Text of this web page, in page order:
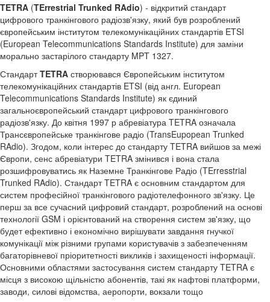
TETRA (TErrestrial Trunked RAdio) - відкритий стандарт
цифрового транкінгового радіозв'язку, який був розроблений
європейським інститутом телекомунікаційних стандартів ETSI
(European Telecommunications Standards Institute) для заміни
морально застарілого стандарту MPT 1327.
СтандартTETRA створювався Європейським інститутом
телекомунікаційних стандартів ETSI (від англ. European
Telecommunications Standards Institute) як єдиний
загальноєвропейський стандарт цифрового транкінгового
радіозв'язку. До квітня 1997 р абревіатура TETRA означала
Трансєвропейське транкінгове радіо (TransEupopean Trunked
RAdio). Згодом, коли інтерес до стандарту TETRA вийшов за межі
Європи, сенс абревіатури TETRA змінився і вона стала
розшифровуватись як Наземне Транкінгове Радіо (TErresstrial
Trunked RAdio). Стандарт TETRA є основним стандартом для
систем професійної транкінгового радіотелефонного зв'язку. Це
перш за все сучасний цифровий стандарт, розроблений на основі
технології GSM і орієнтований на створення систем зв'язку, що
будет ефективно і економічно вирішувати завдання гнучкої
комунікації між різними групами користувачів з забезпеченням
багаторівневої пріоритетності викликів і захищеності інформації.
Основними областями застосування систем стандарту TETRA є
місця з високою щільністю абонентів, такі як нафтові платформи,
заводи, силові відомства, аеропорти, вокзали тощо